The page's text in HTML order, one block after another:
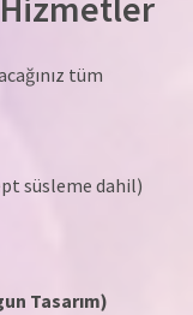
tüm
süsleme dahil)
Tasarım)